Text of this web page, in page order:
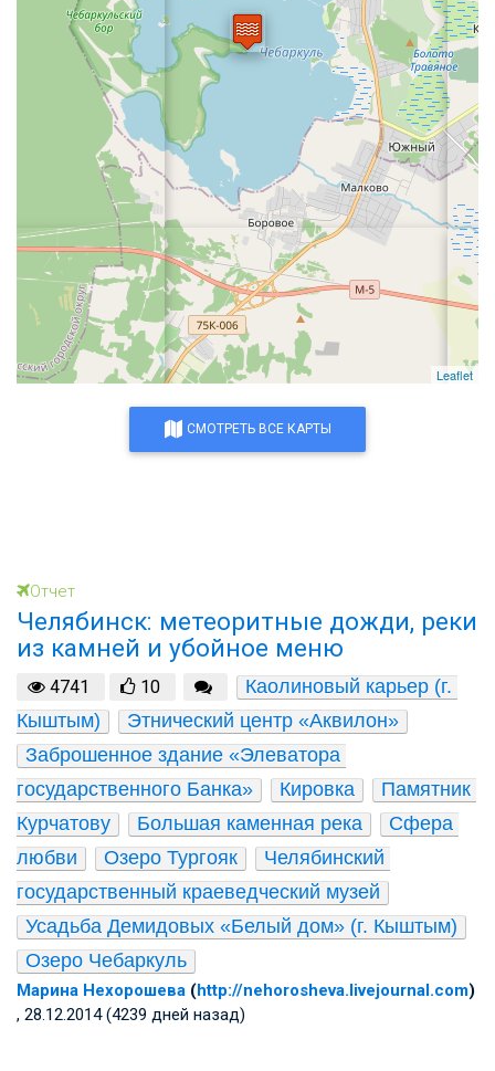
Leaflet
СМОТРЕТЬ ВСЕ КАРТЫ
Отчет
Челябинск: метеоритные дожди, реки
из камней и убойное меню
4741 10
Каолиновый карьер (г.
Кыштым)
Этнический центр «Аквилон»
Заброшенное здание «Элеватора
государственного Банка»
Кировка
Памятник
Курчатову
Большая каменная река
Сфера
любви
Озеро Тургояк
Челябинский
государственный краеведческий музей
Усадьба Демидовых «Белый дом» (г. Кыштым)
Озеро Чебаркуль
Марина Нехорошева (http://nehorosheva.livejournal.com)
, 28.12.2014 (4239 дней назад)